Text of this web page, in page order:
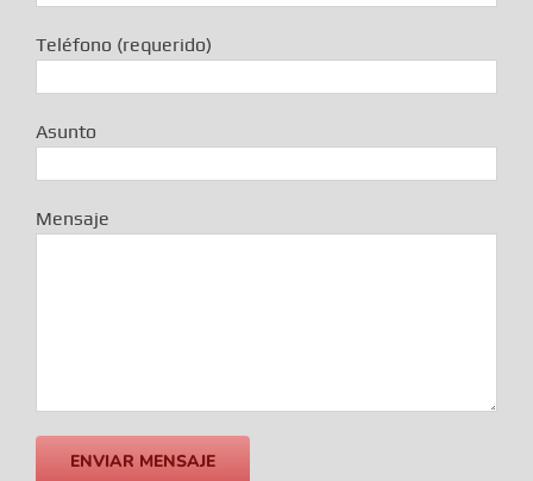
Teléfono (requerido)
Asunto
Mensaje